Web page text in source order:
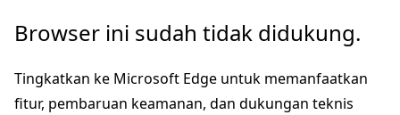
Lompati
konten
utama
Lewati
navigasi
dalam
Browser ini sudah tidak didukung.
Tingkatkan ke Microsoft Edge untuk memanfaatkan
fitur, pembaruan keamanan, dan dukungan teknis